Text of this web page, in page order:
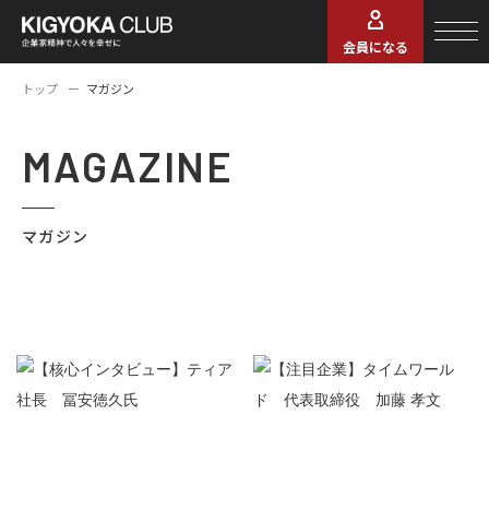
会員になる
トップ マガジン
MAGAZINE
マガジン